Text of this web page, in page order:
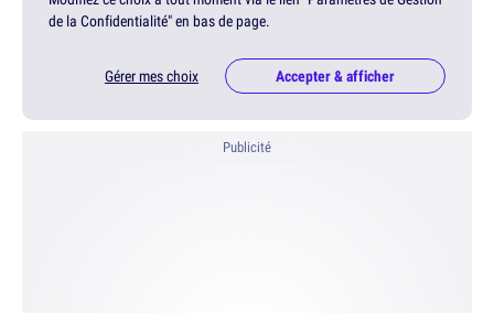
de la Confidentialité" en bas de page.
Gérer mes choix Accepter & afficher
Publicité